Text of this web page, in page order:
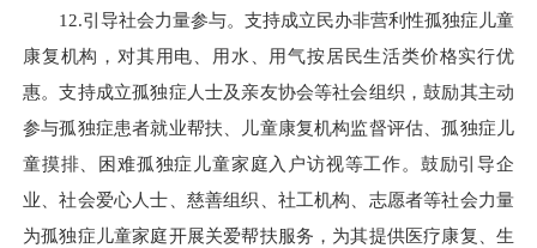
12.引导社会力量参与。支持成立民办非营利性孤独症儿童
康复机构，对其用电、用水、用气按居民生活类价格实行优
惠。支持成立孤独症人士及亲友协会等社会组织，鼓励其主动
参与孤独症患者就业帮扶、儿童康复机构监督评估、孤独症儿
童摸排、困难孤独症儿童家庭入户访视等工作。鼓励引导企
业、社会爱心人士、慈善组织、社工机构、志愿者等社会力量
为孤独症儿童家庭开展关爱帮扶服务，为其提供医疗康复、生